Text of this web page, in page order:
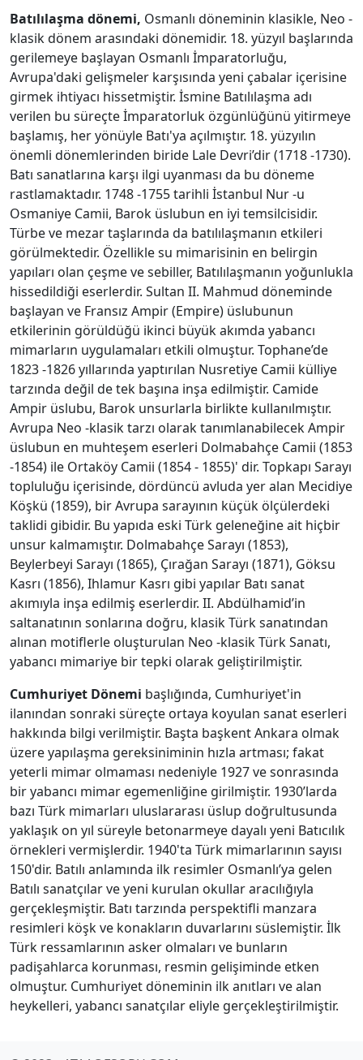
Batılılaşma dönemi, Osmanlı döneminin klasikle, Neo -
klasik dönem arasındaki dönemidir. 18. yüzyıl başlarında
gerilemeye başlayan Osmanlı İmparatorluğu,
Avrupa'daki gelişmeler karşısında yeni çabalar içerisine
girmek ihtiyacı hissetmiştir. İsmine Batılılaşma adı
verilen bu süreçte İmparatorluk özgünlüğünü yitirmeye
başlamış, her yönüyle Batı'ya açılmıştır. 18. yüzyılın
önemli dönemlerinden biride Lale Devri’dir (1718 -1730).
Batı sanatlarına karşı ilgi uyanması da bu döneme
rastlamaktadır. 1748 -1755 tarihli İstanbul Nur -u
Osmaniye Camii, Barok üslubun en iyi temsilcisidir.
Türbe ve mezar taşlarında da batılılaşmanın etkileri
görülmektedir. Özellikle su mimarisinin en belirgin
yapıları olan çeşme ve sebiller, Batılılaşmanın yoğunlukla
hissedildiği eserlerdir. Sultan II. Mahmud döneminde
başlayan ve Fransız Ampir (Empire) üslubunun
etkilerinin görüldüğü ikinci büyük akımda yabancı
mimarların uygulamaları etkili olmuştur. Tophane’de
1823 -1826 yıllarında yaptırılan Nusretiye Camii külliye
tarzında değil de tek başına inşa edilmiştir. Camide
Ampir üslubu, Barok unsurlarla birlikte kullanılmıştır.
Avrupa Neo -klasik tarzı olarak tanımlanabilecek Ampir
üslubun en muhteşem eserleri Dolmabahçe Camii (1853
-1854) ile Ortaköy Camii (1854 - 1855)' dir. Topkapı Sarayı
topluluğu içerisinde, dördüncü avluda yer alan Mecidiye
Köşkü (1859), bir Avrupa sarayının küçük ölçülerdeki
taklidi gibidir. Bu yapıda eski Türk geleneğine ait hiçbir
unsur kalmamıştır. Dolmabahçe Sarayı (1853),
Beylerbeyi Sarayı (1865), Çırağan Sarayı (1871), Göksu
Kasrı (1856), Ihlamur Kasrı gibi yapılar Batı sanat
akımıyla inşa edilmiş eserlerdir. II. Abdülhamid’in
saltanatının sonlarına doğru, klasik Türk sanatından
alınan motiflerle oluşturulan Neo -klasik Türk Sanatı,
yabancı mimariye bir tepki olarak geliştirilmiştir.
Cumhuriyet Dönemi başlığında, Cumhuriyet'in
ilanından sonraki süreçte ortaya koyulan sanat eserleri
hakkında bilgi verilmiştir. Başta başkent Ankara olmak
üzere yapılaşma gereksiniminin hızla artması; fakat
yeterli mimar olmaması nedeniyle 1927 ve sonrasında
bir yabancı mimar egemenliğine girilmiştir. 1930’larda
bazı Türk mimarları uluslararası üslup doğrultusunda
yaklaşık on yıl süreyle betonarmeye dayalı yeni Batıcılık
örnekleri vermişlerdir. 1940'ta Türk mimarlarının sayısı
150'dir. Batılı anlamında ilk resimler Osmanlı’ya gelen
Batılı sanatçılar ve yeni kurulan okullar aracılığıyla
gerçekleşmiştir. Batı tarzında perspektifli manzara
resimleri köşk ve konakların duvarlarını süslemiştir. İlk
Türk ressamlarının asker olmaları ve bunların
padişahlarca korunması, resmin gelişiminde etken
olmuştur. Cumhuriyet döneminin ilk anıtları ve alan
heykelleri, yabancı sanatçılar eliyle gerçekleştirilmiştir.